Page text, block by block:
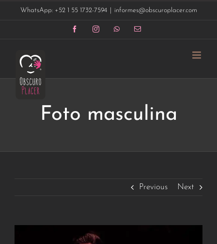
WhatsApp: +52 1 55 1732-7594 informes@obscuroplacer.com
FacebookInstagramWhatsAppCorreo
Foto masculina
Previous Next